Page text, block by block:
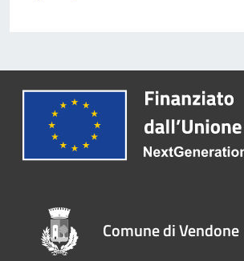
Comune di Vendone